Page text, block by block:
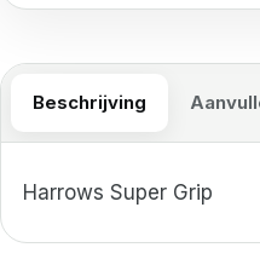
Beschrijving
Harrows Super Grip